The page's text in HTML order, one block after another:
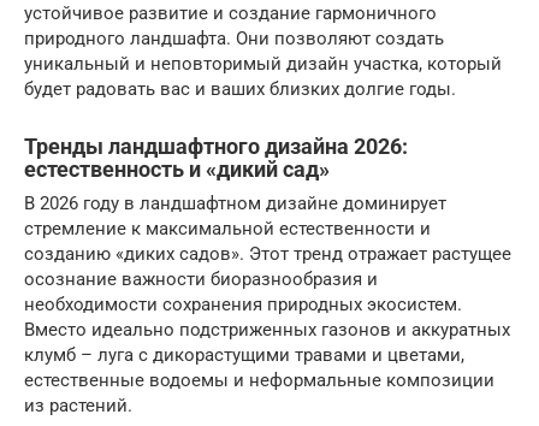
устойчивое развитие и создание гармоничного
природного ландшафта. Они позволяют создать
уникальный и неповторимый дизайн участка, который
будет радовать вас и ваших близких долгие годы.
Тренды ландшафтного дизайна 2026:
естественность и «дикий сад»
В 2026 году в ландшафтном дизайне доминирует
стремление к максимальной естественности и
созданию «диких садов». Этот тренд отражает растущее
осознание важности биоразнообразия и
необходимости сохранения природных экосистем.
Вместо идеально подстриженных газонов и аккуратных
клумб – луга с дикорастущими травами и цветами,
естественные водоемы и неформальные композиции
из растений.